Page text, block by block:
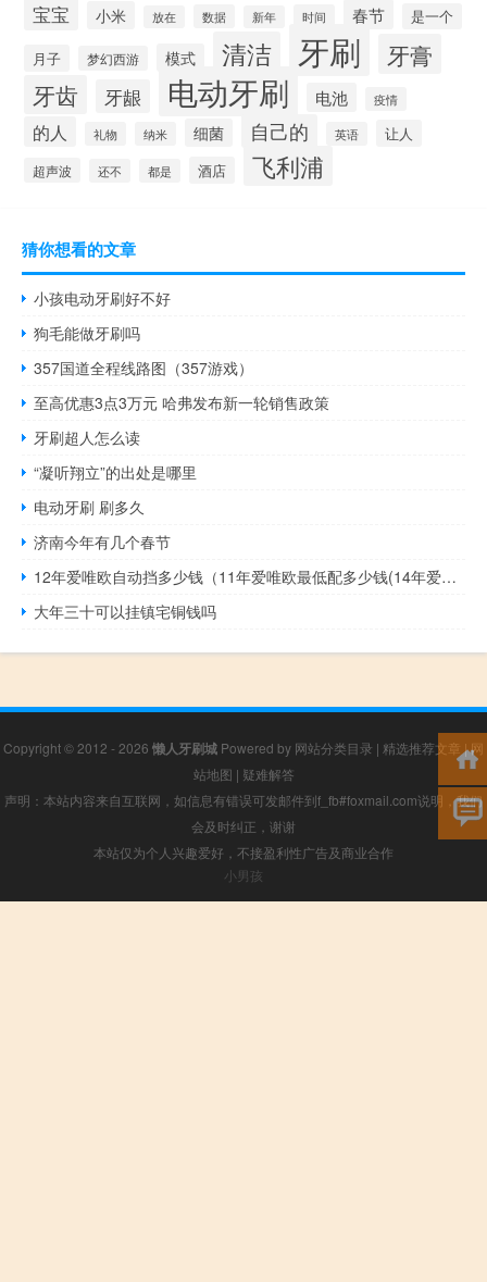
宝宝 小米 放在 数据 新年 时间 春节 是一个
月子 梦幻西游 模式 清洁 牙刷 牙膏
牙齿 牙龈 电动牙刷 电池 疫情
的人 礼物 纳米 细菌 自己的 英语 让人
超声波 还不 都是 酒店 飞利浦
猜你想看的文章
小孩电动牙刷好不好
狗毛能做牙刷吗
357国道全程线路图（357游戏）
至高优惠3点3万元 哈弗发布新一轮销售政策
牙刷超人怎么读
“凝听翔立”的出处是哪里
电动牙刷 刷多久
济南今年有几个春节
12年爱唯欧自动挡多少钱（11年爱唯欧最低配多少钱(14年爱唯欧最低配多少钱)）
大年三十可以挂镇宅铜钱吗
Copyright © 2012 - 2026 懒人牙刷城 Powered by 网站分类目录 | 精选推荐文章 |网
站地图 | 疑难解答
声明：本站内容来自互联网，如信息有错误可发邮件到f_fb#foxmail.com说明，我们
会及时纠正，谢谢
本站仅为个人兴趣爱好，不接盈利性广告及商业合作
小男孩